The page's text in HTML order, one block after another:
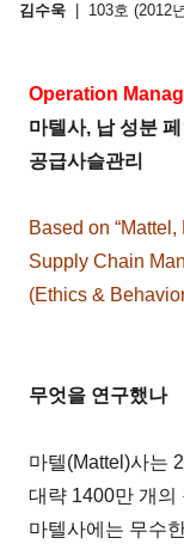
김수욱 103호 (2012
Operation
마텔사, 납 성분
공급사슬관리
Based on
Supply Chain
(Ethics &
무엇을 연구했나
마텔(Mattel)사는
대략 1400만 개의
마텔사에는 무수